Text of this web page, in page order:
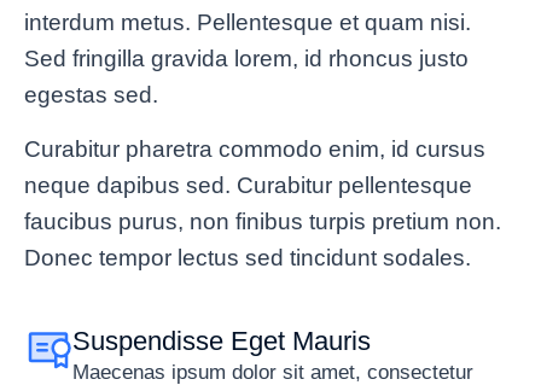
interdum metus. Pellentesque et quam nisi.
Sed fringilla gravida lorem, id rhoncus justo
egestas sed.
Curabitur pharetra commodo enim, id cursus
neque dapibus sed. Curabitur pellentesque
faucibus purus, non finibus turpis pretium non.
Donec tempor lectus sed tincidunt sodales.
Suspendisse Eget Mauris
Maecenas ipsum dolor sit amet, consectetur